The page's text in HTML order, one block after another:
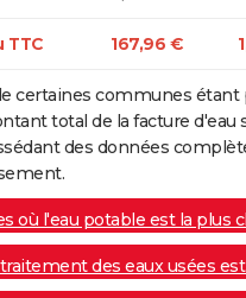
TTC 167,96 €
certaines communes étant
total de la facture d'eau
des données
où l'eau potable est la plus
des eaux usées